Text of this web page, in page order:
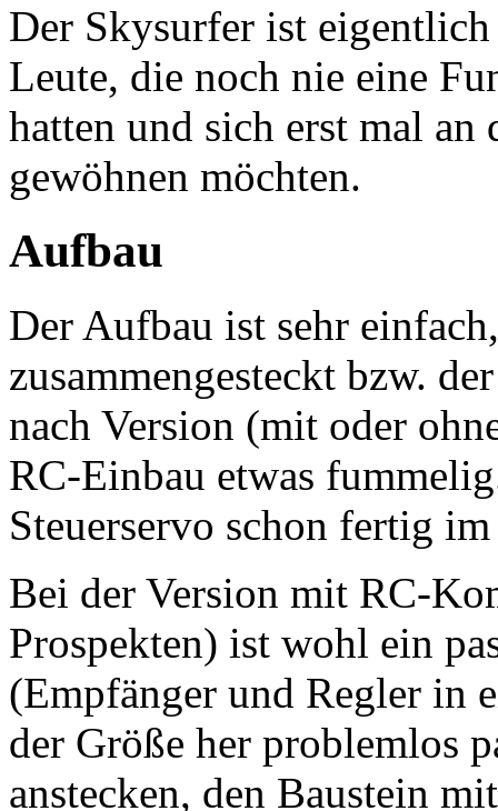
Der Skysurfer ist
Leute, die noch nie eine
hatten und sich erst mal an
gewöhnen möchten.
Aufbau
Der Aufbau ist sehr
zusammengesteckt bzw.
nach Version (mit oder
RC-Einbau etwas
Steuerservo schon fertig
Bei der Version mit RC-
Prospekten) ist wohl ein
(Empfänger und Regler in
der Größe her problemlos
anstecken, den Baustein